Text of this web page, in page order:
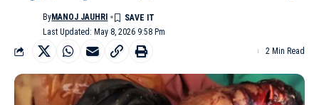
Last Updated: May 8, 2026 9:58 Pm
ByMANOJ JAUHRI
2 Min Read